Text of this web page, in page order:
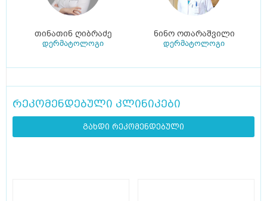
თინათინ ღიბრაძე
დერმატოლოგი
ნინო ოთარაშვილი
დერმატოლოგი
რეკომენდებული კლინიკები
გახდი რეკომენდებული